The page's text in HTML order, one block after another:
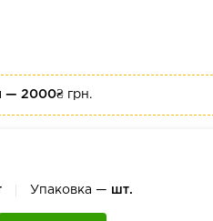
— 2000₴ грн.
Упаковка — шт.